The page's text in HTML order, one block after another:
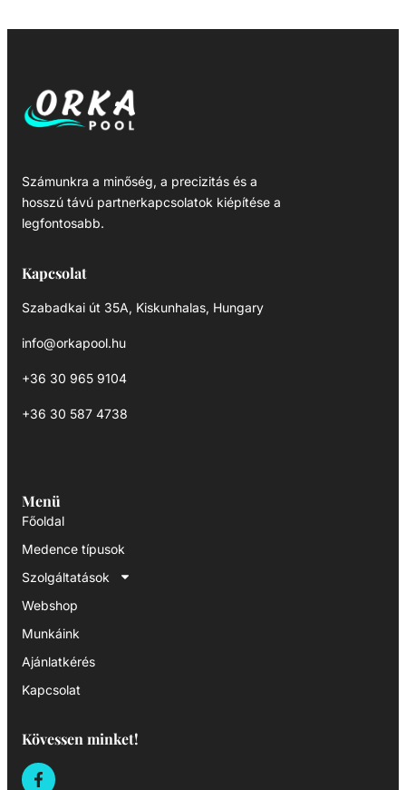
Számunkra a minőség, a precizitás és a
hosszú távú partnerkapcsolatok kiépítése a
legfontosabb.
Kapcsolat
Szabadkai út 35A, Kiskunhalas, Hungary
info@orkapool.hu
+36 30 965 9104
+36 30 587 4738
Menü
Főoldal
Medence típusok
Szolgáltatások
Webshop
Munkáink
Ajánlatkérés
Kapcsolat
Kövessen minket!